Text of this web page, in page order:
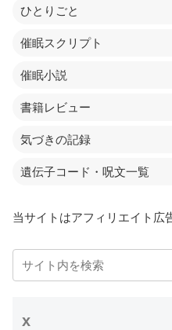
ひとりごと
催眠スクリプト
催眠小説
書籍レビュー
気づきの記録
遺伝子コード・呪文一覧
当サイトはアフィリエイト広
x